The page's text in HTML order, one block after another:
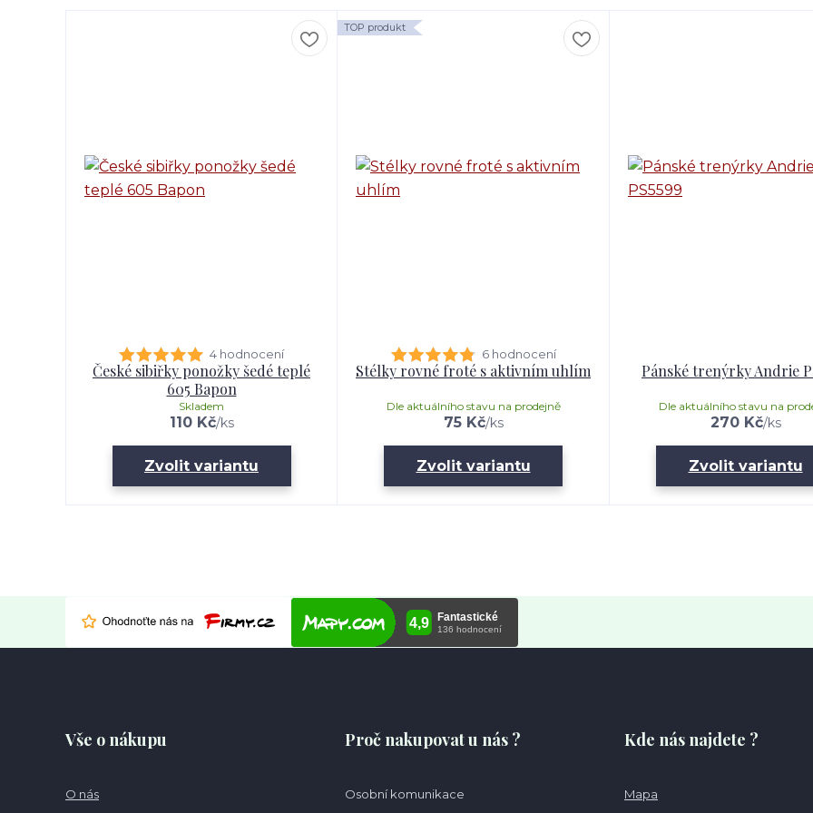
4 hodnocení
České sibiřky ponožky šedé teplé
605 Bapon
110 Kč/ks
Skladem
Zvolit variantu
TOP produkt
6 hodnocení
Stélky rovné froté s aktivním uhlím
75 Kč/ks
Dle aktuálního stavu na prodejně
Zvolit variantu
Pánské trenýrky Andrie
270 Kč/ks
Dle aktuálního stavu na
Zvolit variantu
Vše o nákupu
O nás
Proč nakupovat u nás ?
Osobní komunikace
Kde nás najdete ?
Mapa